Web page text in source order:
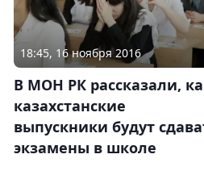
18:45, 16 ноября 2016
В МОН РК рассказали,
казахстанские
выпускники будут
экзамены в школе